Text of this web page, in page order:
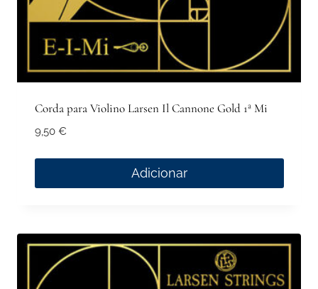
Corda para Violino Larsen Il Cannone Gold 1ª Mi
9,50 €
Adicionar